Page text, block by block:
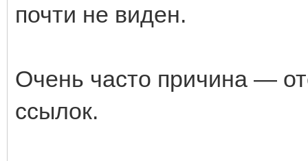
почти не виден.
Очень часто причина —
ссылок.